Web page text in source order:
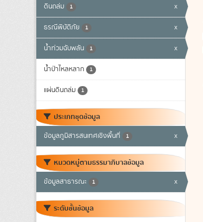
ดินถล่ม 1 x
ธรณีพิบัติภัย 1 x
น้ำท่วมฉับพลัน 1 x
น้ำป่าไหลหลาก 1
แผ่นดินถล่ม 1
ประเภทชุดข้อมูล
ข้อมูลภูมิสารสนเทศเชิงพื้นที่ 1 x
หมวดหมู่ตามธรรมาภิบาลข้อมูล
ข้อมูลสาธารณะ 1 x
ระดับชั้นข้อมูล